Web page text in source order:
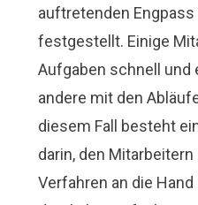
auftretenden
festgestellt. Einige
Aufgaben schnell und
andere mit den
diesem Fall besteht
darin, den
Verfahren an die